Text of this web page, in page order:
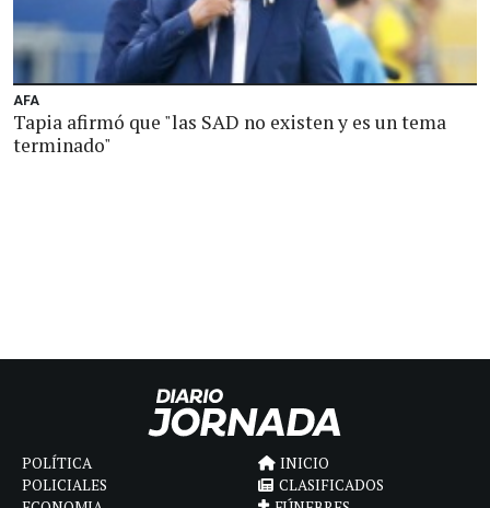
AFA
Tapia afirmó que "las SAD no existen y es un tema
terminado"
POLÍTICA
POLICIALES
INICIO
CLASIFICADOS